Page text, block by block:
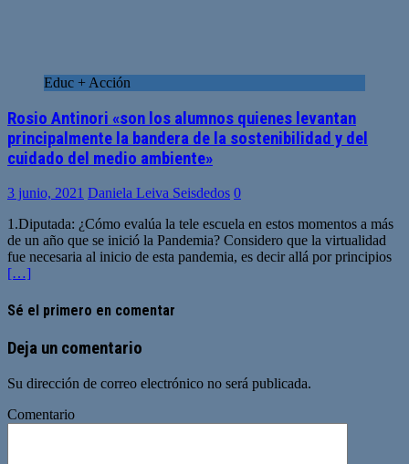
Educ + Acción
Rosio Antinori «son los alumnos quienes levantan
principalmente la bandera de la sostenibilidad y del
cuidado del medio ambiente»
3 junio, 2021 Daniela Leiva Seisdedos 0
1.Diputada: ¿Cómo evalúa la tele escuela en estos momentos a más
de un año que se inició la Pandemia? Considero que la virtualidad
fue necesaria al inicio de esta pandemia, es decir allá por principios
[…]
Sé el primero en comentar
Deja un comentario
Su dirección de correo electrónico no será publicada.
Comentario